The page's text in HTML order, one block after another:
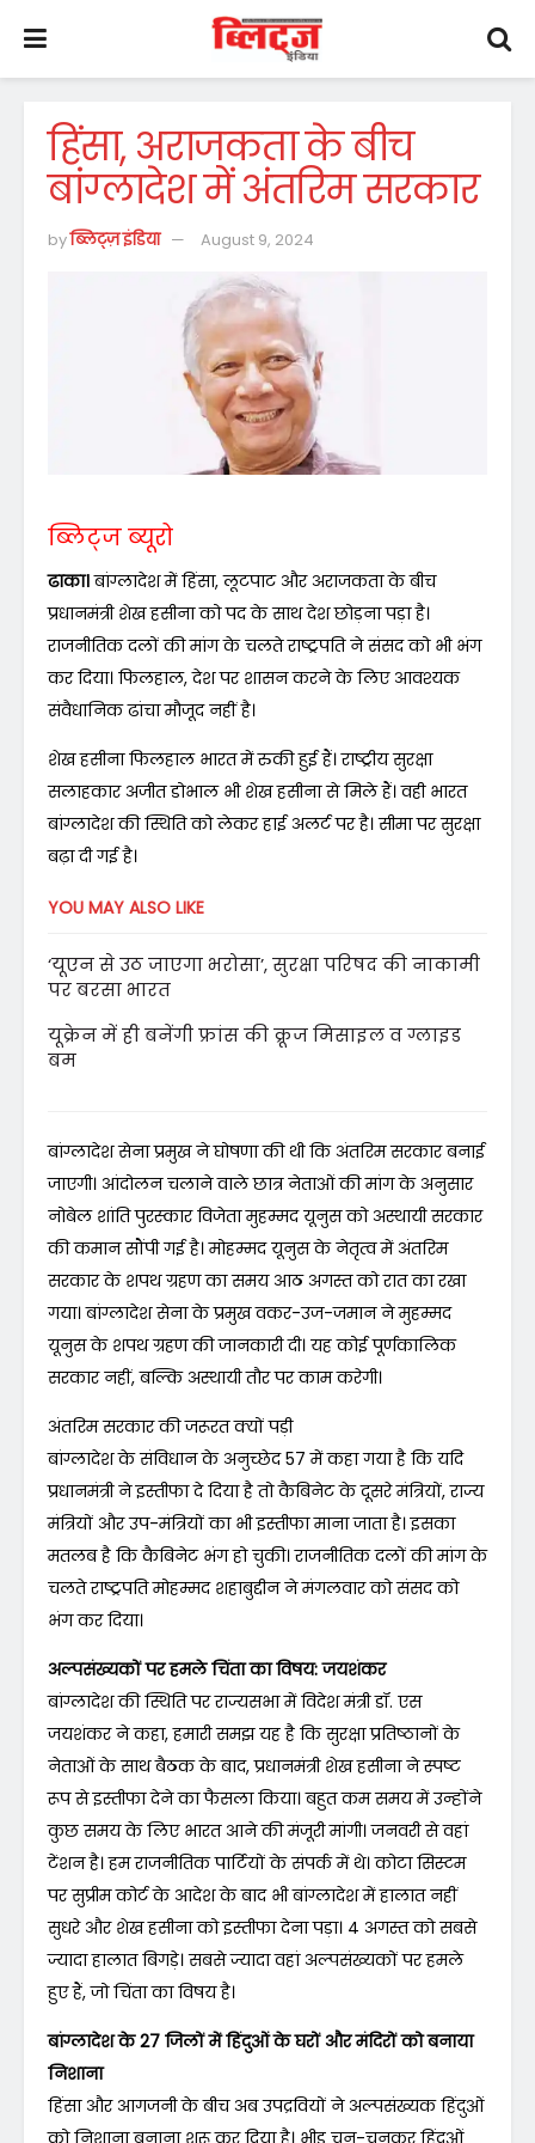
हिंसा, अराजकता के बीच
बांग्लादेश में अंतरिम सरकार
byब्लिट्ज़ इंडिया August 9, 2024
ब्लिट्ज ब्यूरो
ढाका।बांग्लादेश में हिंसा, लूटपाट और अराजकता के बीच
प्रधानमंत्री शेख हसीना को पद के साथ देश छोड़ना पड़ा है।
राजनीतिक दलों की मांग के चलते राष्ट्रपति ने संसद को भी भंग
कर दिया। फिलहाल, देश पर शासन करने के लिए आवश्यक
संवैधानिक ढांचा मौजूद नहीं है।
शेख हसीना फिलहाल भारत में रुकी हुई हैं। राष्ट्रीय सुरक्षा
सलाहकार अजीत डोभाल भी शेख हसीना से मिले हैं। वही भारत
बांग्लादेश की स्थिति को लेकर हाई अलर्ट पर है। सीमा पर सुरक्षा
बढ़ा दी गई है।
YOU MAY ALSO LIKE
‘यूएन से उठ जाएगा भरोसा’, सुरक्षा परिषद की नाकामी
पर बरसा भारत
यूक्रेन में ही बनेंगी फ्रांस की क्रूज मिसाइल व ग्लाइड
बम
बांग्लादेश सेना प्रमुख ने घोषणा की थी कि अंतरिम सरकार बनाई
जाएगी। आंदोलन चलाने वाले छात्र नेताओं की मांग के अनुसार
नोबेल शांति पुरस्कार विजेता मुहम्मद यूनुस को अस्थायी सरकार
की कमान सौंपी गई है। मोहम्मद यूनुस के नेतृत्व में अंतरिम
सरकार के शपथ ग्रहण का समय आठ अगस्त को रात का रखा
गया। बांग्लादेश सेना के प्रमुख वकर-उज-जमान ने मुहम्मद
यूनुस के शपथ ग्रहण की जानकारी दी। यह कोई पूर्णकालिक
सरकार नहीं, बल्कि अस्थायी तौर पर काम करेगी।
अंतरिम सरकार की जरूरत क्यों पड़ी
बांग्लादेश के संविधान के अनुच्छेद 57 में कहा गया है कि यदि
प्रधानमंत्री ने इस्तीफा दे दिया है तो कैबिनेट के दूसरे मंत्रियों, राज्य
मंत्रियों और उप-मंत्रियों का भी इस्तीफा माना जाता है। इसका
मतलब है कि कैबिनेट भंग हो चुकी। राजनीतिक दलों की मांग के
चलते राष्ट्रपति मोहम्मद शहाबुद्दीन ने मंगलवार को संसद को
भंग कर दिया।
अल्पसंख्यकों पर हमले चिंता का विषय: जयशंकर
बांग्लादेश की स्थिति पर राज्यसभा में विदेश मंत्री डॉ. एस
जयशंकर ने कहा, हमारी समझ यह है कि सुरक्षा प्रतिष्ठानों के
नेताओं के साथ बैठक के बाद, प्रधानमंत्री शेख हसीना ने स्पष्ट
रूप से इस्तीफा देने का फैसला किया। बहुत कम समय में उन्होंने
कुछ समय के लिए भारत आने की मंजूरी मांगी। जनवरी से वहां
टेंशन है। हम राजनीतिक पार्टियों के संपर्क में थे। कोटा सिस्टम
पर सुप्रीम कोर्ट के आदेश के बाद भी बांग्लादेश में हालात नहीं
सुधरे और शेख हसीना को इस्तीफा देना पड़ा। 4 अगस्त को सबसे
ज्यादा हालात बिगड़े। सबसे ज्यादा वहां अल्पसंख्यकों पर हमले
हुए हैं, जो चिंता का विषय है।
बांग्लादेश के 27 जिलों में हिंदुओं के घरों और मंदिरों को बनाया
निशाना
हिंसा और आगजनी के बीच अब उपद्रवियों ने अल्पसंख्यक हिंदुओं